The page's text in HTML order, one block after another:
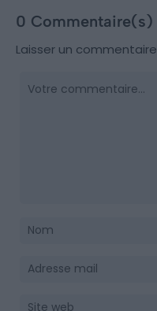
0 Commentaire(s)
Laisser un commentaire